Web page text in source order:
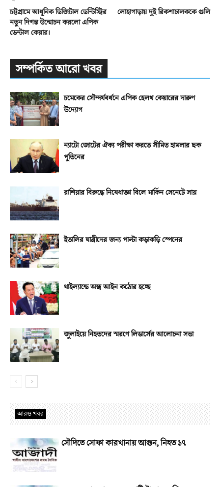
চট্টগ্রামে আধুনিক ডিজিটাল ডেন্টিস্ট্রির
নতুন দিগন্ত উন্মোচন করলো এপিক
ডেন্টাল কেয়ার।
লোহাগাড়ায় দুই রিকশাচালককে গুলি
সম্পর্কিত আরো খবর
চমেকের সৌন্দর্যবর্ধনে এপিক হেলথ কেয়ারের দারুণ
উদ্যোগ
ন্যাটো জোটের ঐক্য পরীক্ষা করতে সীমিত হামলার ছক
পুতিনের
রাশিয়ার বিরুদ্ধে নিষেধাজ্ঞা বিলে মার্কিন সেনেটে সায়
ইতালির যাত্রীদের জন্য পাল্টা কড়াকড়ি স্পেনের
থাইল্যান্ডে অস্ত্র আইন কঠোর হচ্ছে
জুলাইয়ে নিহতদের স্মরণে লিডার্সের আলোচনা সভা
আরও খবর
সৌদিতে সোফা কারখানায় আগুন, নিহত ১৭